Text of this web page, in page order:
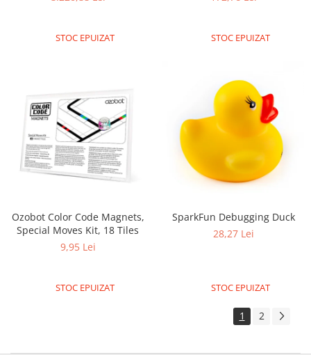
Lichide
Lumina
Magnetic
PIR
Sunet
STOC EPUIZAT STOC EPUIZAT
Ozobot Color Code Magnets,
Special Moves Kit, 18 Tiles
9,95 Lei
STOC EPUIZAT
SparkFun Debugging Duck
28,27 Lei
STOC EPUIZAT
1 2